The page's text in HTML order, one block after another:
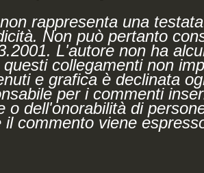
rappresenta una
Non può pertanto
L'autore non ha
collegamenti non
e grafica è declinata
per i commenti
o dell'onorabilità di
il commento viene